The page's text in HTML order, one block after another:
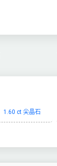
1.60 ct 尖晶石